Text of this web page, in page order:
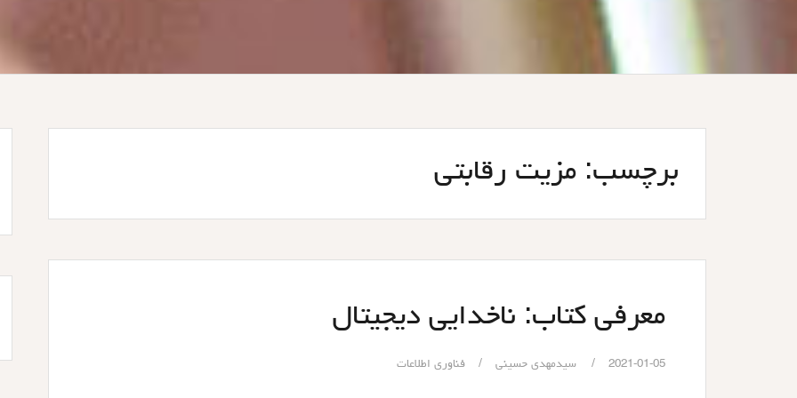
برچسب: مزیت رقابتی
معرفی کتاب: ناخدایی دیجیتال
2021-01-05 سیدمهدی حسینی فناوری اطلاعات